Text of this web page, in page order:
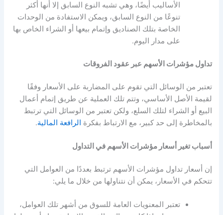
الأساليب أيضًا، وهي تشبه النوع السابق إلا أنها أكثر
تنوعًا من النوع السابق، ويمكن الاستفادة من الوحدات
الخاصة بتلك الصناديق وإتمام بيعها أو الشراء الخاص بها
على مدار اليوم.
تداول مؤشرات الأسهمعبر عقود الفروقات
تعتبر من الوسائل التي تقوم على المضاربة على الأسعار وفقًا
لقيمة الأصل الأساسي، وتتم تلك العملية عن طريق إتمام أعمال
البيع أو الشراء لتلك السلع، ولكن تعتبر من الوسائل التي ترتبط
بالمخاطرة إلى حد كبير، مع الارتباط بفكرةالرافعة المالية.
أسباب تغير أسعار مؤشرات الأسهمفي التداول
إن أسعار تداول مؤشرات الأسهمترتبط بعددًا من العوامل التي
تتحكم في الأسعار، يمكن أن نتناولها من خلال ما يلي:
تعتبر المعنويات العامة للسوق من أشهر تلك العوامل،